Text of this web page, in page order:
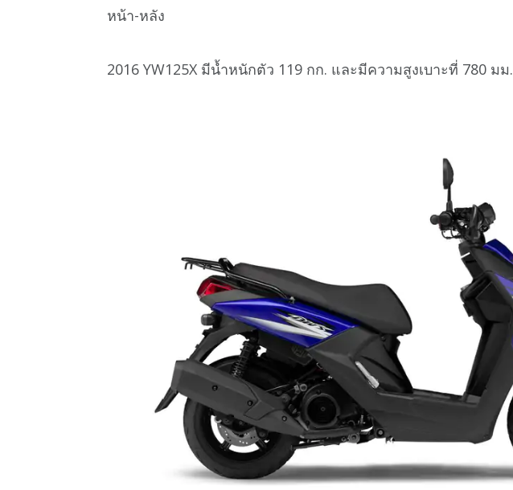
หน้า-หลัง
2016 YW125X มีน้ำหนักตัว 119 กก. และมีความสูงเบาะที่ 780 มม.